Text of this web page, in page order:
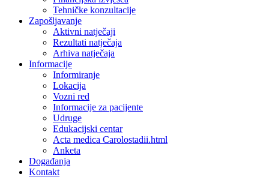
Tehničke konzultacije
Zapošljavanje
Aktivni natječaji
Rezultati natječaja
Arhiva natječaja
Informacije
Informiranje
Lokacija
Vozni red
Informacije za pacijente
Udruge
Edukacijski centar
Acta medica Carolostadii.html
Anketa
Događanja
Kontakt